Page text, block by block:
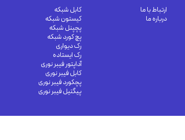
ارتباط با ما
درباره ما
کابل شبکه
کیستون شبکه
پچپنل شبکه
پچ کورد شبکه
رک دیواری
رک ایستاده
آداپتور فیبر نوری
کابل فیبر نوری
پچکورد فیبر نوری
پیگتیل فیبر نوری